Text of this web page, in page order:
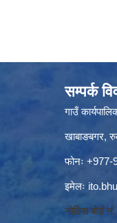
सम्पर्क
गाउँ
खाबाङबगर,
फोनः
इमेलः
नोटिस